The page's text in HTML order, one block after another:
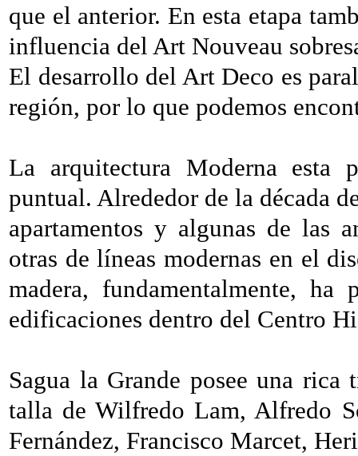
que el anterior. En esta etapa
influencia del Art Nouveau
El desarrollo del Art Deco es
región, por lo que podemos
La arquitectura Moderna esta
puntual. Alrededor de la década
apartamentos y algunas de las
otras de líneas modernas en el
madera, fundamentalmente,
edificaciones dentro del Centro
Sagua la Grande posee una
talla de Wilfredo Lam, Alfredo
Fernández, Francisco Marcet,